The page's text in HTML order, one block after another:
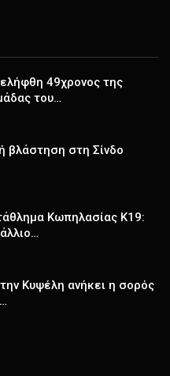
49χρονος της
του…
βλάστηση στη Σίνδο
Κωπηλασίας Κ19:
Κυψέλη ανήκει η σορός